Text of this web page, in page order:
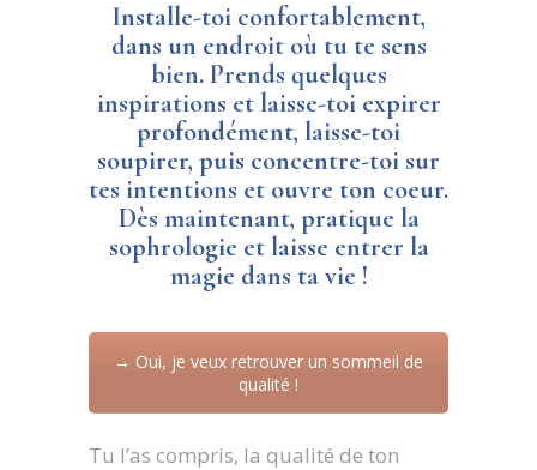
Installe-toi confortablement,
dans un endroit où tu te sens
bien. Prends quelques
inspirations et laisse-toi expirer
profondément, laisse-toi
soupirer, puis concentre-toi sur
tes intentions et ouvre ton coeur.
Dès maintenant, pratique la
sophrologie et laisse entrer la
magie dans ta vie !
→ Oui, je veux retrouver un sommeil de
qualité !
Tu l’as compris, la qualité de ton